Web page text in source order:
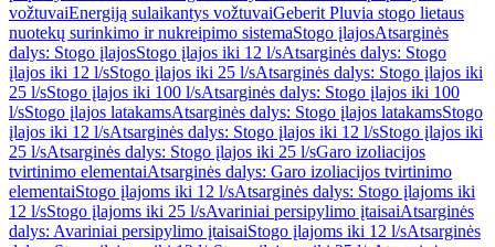
vožtuvaiEnergiją sulaikantys vožtuvaiGeberit Pluvia stogo lietaus
nuotekų surinkimo ir nukreipimo sistemaStogo įlajosAtsarginės
dalys: Stogo įlajosStogo įlajos iki 12 l/sAtsarginės dalys: Stogo
įlajos iki 12 l/sStogo įlajos iki 25 l/sAtsarginės dalys: Stogo įlajos iki
25 l/sStogo įlajos iki 100 l/sAtsarginės dalys: Stogo įlajos iki 100
l/sStogo įlajos latakamsAtsarginės dalys: Stogo įlajos latakamsStogo
įlajos iki 12 l/sAtsarginės dalys: Stogo įlajos iki 12 l/sStogo įlajos iki
25 l/sAtsarginės dalys: Stogo įlajos iki 25 l/sGaro izoliacijos
tvirtinimo elementaiAtsarginės dalys: Garo izoliacijos tvirtinimo
elementaiStogo įlajoms iki 12 l/sAtsarginės dalys: Stogo įlajoms iki
12 l/sStogo įlajoms iki 25 l/sAvariniai persipylimo įtaisaiAtsarginės
dalys: Avariniai persipylimo įtaisaiStogo įlajoms iki 12 l/sAtsarginės